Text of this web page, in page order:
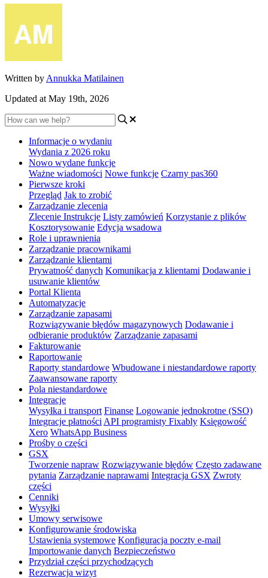
Written by Annukka Matilainen
Updated at May 19th, 2026
Informacje o wydaniu
Wydania z 2026 roku
Nowo wydane funkcje
Ważne wiadomości Nowe funkcje Czarny pas360
Pierwsze kroki
Przegląd Jak to zrobić
Zarządzanie zlecenia
Zlecenie Instrukcje Listy zamówień Korzystanie z plików
Kosztorysowanie Edycja wsadowa
Role i uprawnienia
Zarządzanie pracownikami
Zarządzanie klientami
Prywatność danych Komunikacja z klientami Dodawanie i
usuwanie klientów
Portal Klienta
Automatyzacje
Zarządzanie zapasami
Rozwiązywanie błędów magazynowych Dodawanie i
odbieranie produktów Zarządzanie zapasami
Fakturowanie
Raportowanie
Raporty standardowe Wbudowane i niestandardowe raporty
Zaawansowane raporty
Pola niestandardowe
Integracje
Wysyłka i transport Finanse Logowanie jednokrotne (SSO)
Integracje płatności API programisty Fixably Księgowość
Xero WhatsApp Business
Prośby o części
GSX
Tworzenie napraw Rozwiązywanie błędów Często zadawane
pytania Zarządzanie naprawami Integracja GSX Zwroty
części
Cenniki
Wysyłki
Umowy serwisowe
Konfigurowanie środowiska
Ustawienia systemowe Konfiguracja poczty e-mail
Importowanie danych Bezpieczeństwo
Przydział części przychodzących
Rezerwacja wizyt